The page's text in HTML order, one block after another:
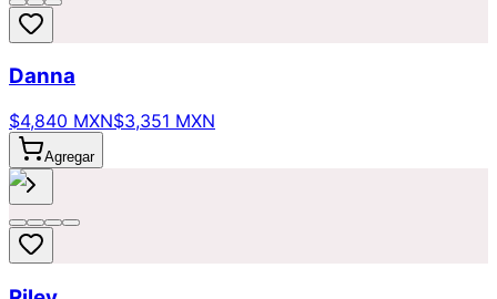
Danna
$4,840 MXN$3,351 MXN
Agregar